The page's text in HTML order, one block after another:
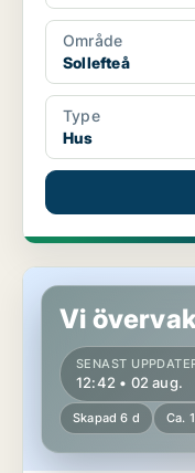
Område
Sollefteå
Type
Hus
Hus i Timrå
Vi
SENAST
12:42 • 02 aug.
Skapad 6 d Ca.